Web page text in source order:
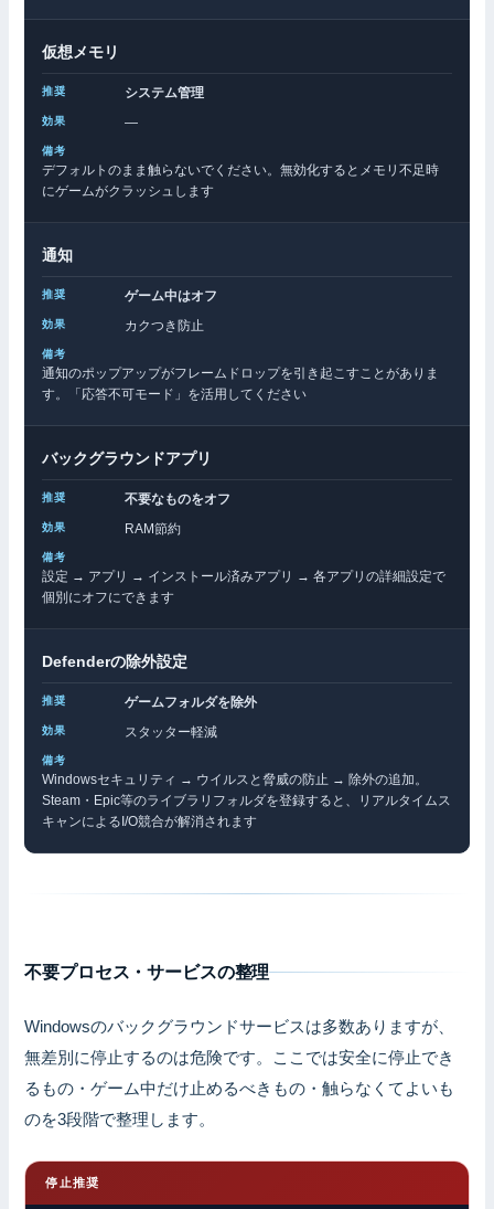
仮想メモリ
システム管理
—
デフォルトのまま触らないでください。無効化するとメモリ不足時
にゲームがクラッシュします
通知
ゲーム中はオフ
カクつき防止
通知のポップアップがフレームドロップを引き起こすことがありま
す。「応答不可モード」を活用してください
バックグラウンドアプリ
不要なものをオフ
RAM節約
設定 → アプリ → インストール済みアプリ → 各アプリの詳細設定で
個別にオフにできます
Defenderの除外設定
ゲームフォルダを除外
スタッター軽減
Windowsセキュリティ → ウイルスと脅威の防止 → 除外の追加。
Steam・Epic等のライブラリフォルダを登録すると、リアルタイムス
キャンによるI/O競合が解消されます
不要プロセス・サービスの整理
Windowsのバックグラウンドサービスは多数ありますが、
無差別に停止するのは危険です。ここでは安全に停止でき
るもの・ゲーム中だけ止めるべきもの・触らなくてよいも
のを3段階で整理します。
停止推奨